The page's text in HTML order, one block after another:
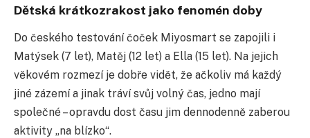
Dětská krátkozrakost jako fenomén doby
Do českého testování čoček Miyosmart se zapojili i
Matýsek (7 let), Matěj (12 let) a Ella (15 let). Na jejich
věkovém rozmezí je dobře vidět, že ačkoliv má každý
jiné zázemí a jinak tráví svůj volný čas, jedno mají
společné – opravdu dost času jim dennodenně zaberou
aktivity „na blízko“.